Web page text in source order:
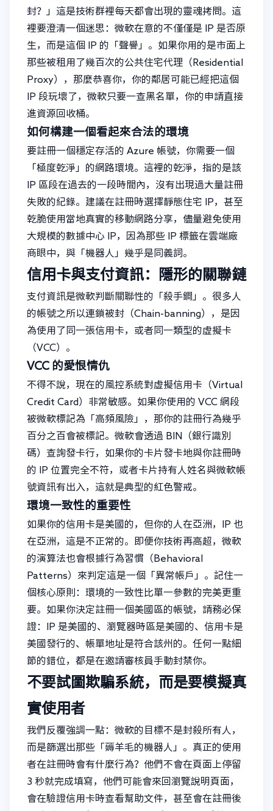
封？」這是技術群裡每天都會出現的靈魂拷問。這
裡要澄清一個迷思：微軟在意的不僅僅是 IP 是否原
生，而是這個 IP 的「聲譽」。如果你用的是市面上
那些被租用了幾百次的公共住宅代理（Residential
Proxy），那麼恭喜你，你的鄰居可能已經把這個
IP 段玩壞了，微軟只要一查黑名單，你的申請直接
進資源回收桶。
如何構建一個看起來合法的環境
要註冊一個穩定存活的 Azure 帳號，你需要一個
「極度乾淨」的網路環境。這裡的乾淨，指的是該
IP 區段在過去的一段時間內，沒有出現過大量註冊
失敗的紀錄。建議在註冊時選擇靜態住宅 IP，甚至
乾脆使用當地真實的移動網路分享，儘量避免使用
大規模的數據中心 IP，因為那些 IP 標籤在雲端廠
商眼中，與「機器人」幾乎是同義詞。
信用卡與支付資訊：隱形的關聯鏈
支付資訊是微軟判斷關聯性的「殺手鐧」。很多人
的帳號之所以連鎖被封（Chain-banning），是因
為使用了同一張信用卡，或者同一類型的虛擬卡
（VCC）。
VCC 的愛恨情仇
不得不說，現在的風控系統對虛擬信用卡（Virtual
Credit Card）非常敏感。如果你使用的 VCC 網段
被微軟標記為「高頻風險」，那你的註冊行為幾乎
百分之百會被標記。微軟會透過 BIN（銀行識別
碼）查詢發卡行，如果你的卡片發卡地與你註冊時
的 IP 位置完全不符，或者卡片持有人姓名與微軟帳
號資訊有出入，這就是典型的紅色警戒。
環境一致性的重要性
如果你的信用卡是美國的，但你的人在亞洲，IP 也
在亞洲，這是不正常的。即便你技術再高超，微軟
的演算法也會根據行為習慣（Behavioral
Patterns）來判定這是一個「異常帳戶」。記住一
個核心原則：環境的一致性比單一參數的完美更重
要。如果你決定註冊一個美國區的帳號，請務必保
證：IP 是美國的、瀏覽器時區是美國的、信用卡是
美國發行的、帳單地址是符合該州的。任何一點細
節的錯位，都是在邀請審核員手動封禁你。
不要試圖欺騙系統，而是要模擬真
實使用者
我們反覆強調一點：微軟的目標不是封殺所有人，
而是篩選出那些「薅羊毛的機器人」。真正的使用
者在註冊時會有什麼行為？他們不會在頁面上停留
3 秒就完成填寫，他們可能會來回瀏覽說明頁面，
會在驗證信用卡時查看幫助文件，甚至會在註冊後